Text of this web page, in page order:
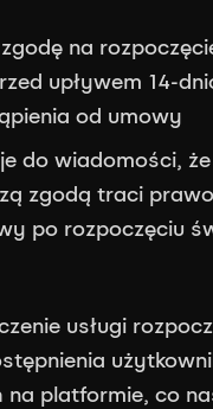
na
upływem 14-
od umowy
do wiadomości,
zgodą traci
po rozpoczęciu
usługi
platformie, co